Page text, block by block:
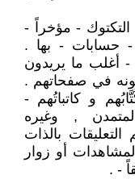
التكتوك - مؤخراً -
- حسابات - بها .
- أغلب ما يريدون
في صفحاتهم .
و كاتباتُهم -
, وغيره
بالذات
أو زوار
- .